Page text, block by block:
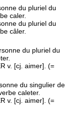
du pluriel du
caler.
du pluriel du
câler.
du pluriel du
v. [cj. aimer]. (=
du singulier de
caleter.
v. [cj. aimer]. (=